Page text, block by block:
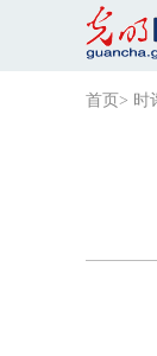
首页 > 时